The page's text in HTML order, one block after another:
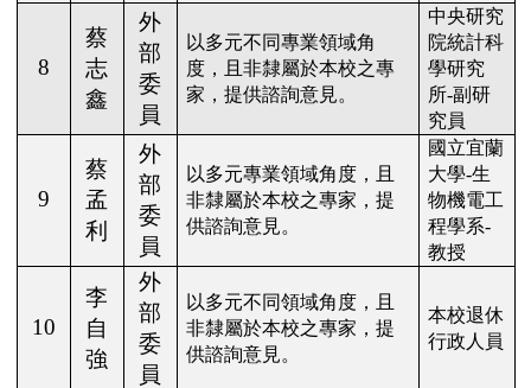
8
蔡
志
鑫
外
部
委
員
以多元不同專業領域角
度，且非隸屬於本校之專
家，提供諮詢意見。
中央研究
院統計科
學研究
所-副研
究員
9
蔡
孟
利
外
部
委
員
以多元專業領域角度，且
非隸屬於本校之專家，提
供諮詢意見。
國立宜蘭
大學-生
物機電工
程學系-
教授
10
李
自
強
外
部
委
員
以多元不同領域角度，且
非隸屬於本校之專家 ，提
供諮詢意見。
本校退休
行政人員